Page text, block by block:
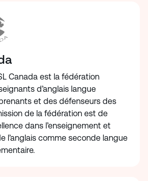
Canada est la fédération
d’anglais langue
et des défenseurs des
de la fédération est de
dans l’enseignement et
l’anglais comme seconde langue